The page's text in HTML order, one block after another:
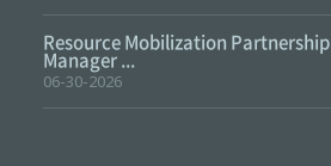
Resource Mobilization Partnership
Manager ...
06-30-2026